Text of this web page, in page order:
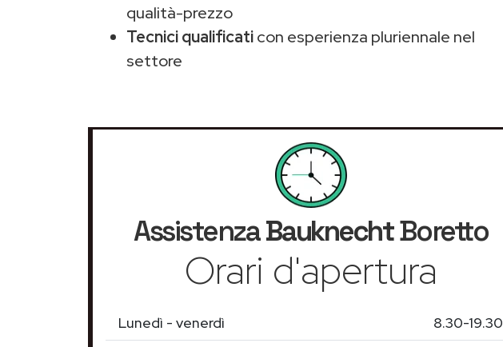
qualità-prezzo
Tecnici qualificaticon esperienza pluriennale nel
settore
AssistenzaBauknechtBoretto
Orari d'apertura
Lunedì - venerdì
8.30-19.30